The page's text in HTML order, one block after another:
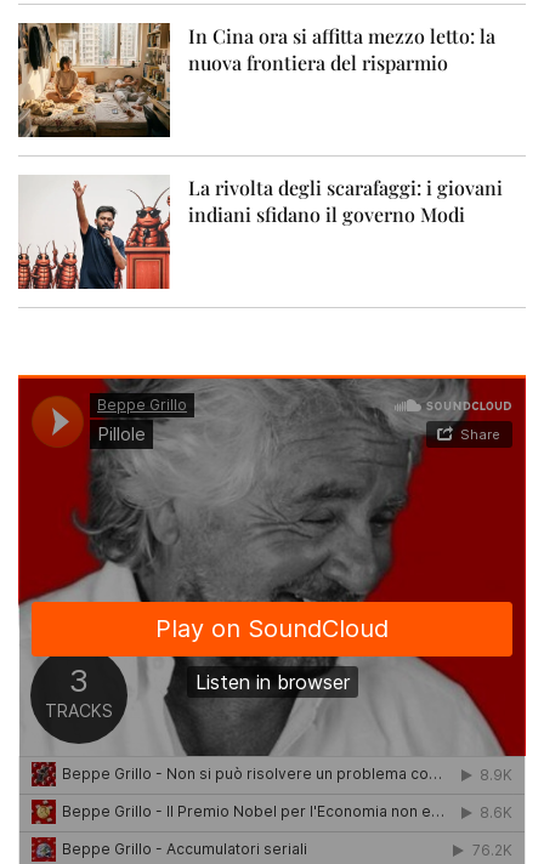
In Cina ora si affitta mezzo letto: la
nuova frontiera del risparmio
La rivolta degli scarafaggi: i giovani
indiani sfidano il governo Modi